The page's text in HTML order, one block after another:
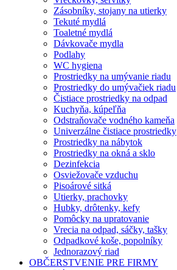
Zásobníky, stojany na utierky
Tekuté mydlá
Toaletné mydlá
Dávkovače mydla
Podlahy
WC hygiena
Prostriedky na umývanie riadu
Prostriedky do umývačiek riadu
Čistiace prostriedky na odpad
Kuchyňa, kúpeľňa
Odstraňovače vodného kameňa
Univerzálne čistiace prostriedky
Prostriedky na nábytok
Prostriedky na okná a sklo
Dezinfekcia
Osviežovače vzduchu
Pisoárové sitká
Utierky, prachovky
Hubky, drôtenky, kefy
Pomôcky na upratovanie
Vrecia na odpad, sáčky, tašky
Odpadkové koše, popolníky
Jednorazový riad
OBČERSTVENIE PRE FIRMY